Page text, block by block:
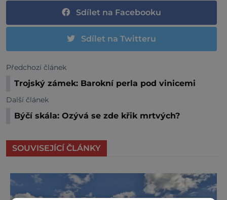
Sdílet na Facebooku
Sdílet na Twitteru
Předchozí článek
Trojský zámek: Barokní perla pod vinicemi
Další článek
Býčí skála: Ozývá se zde křik mrtvých?
SOUVISEJÍCÍ ČLÁNKY